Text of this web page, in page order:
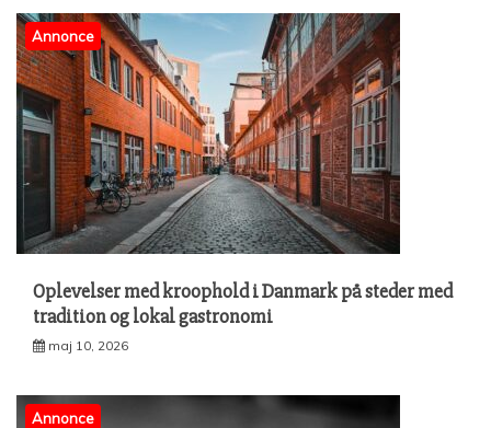
Annonce
Oplevelser med kroophold i Danmark på steder med
tradition og lokal gastronomi
maj 10, 2026
Annonce